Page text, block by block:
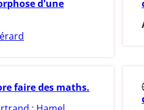
d'une
faire des maths.